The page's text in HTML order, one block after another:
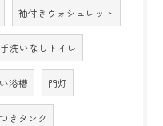
袖付きウォシュレット
手洗いなしトイレ
浴槽 門灯
きタンク